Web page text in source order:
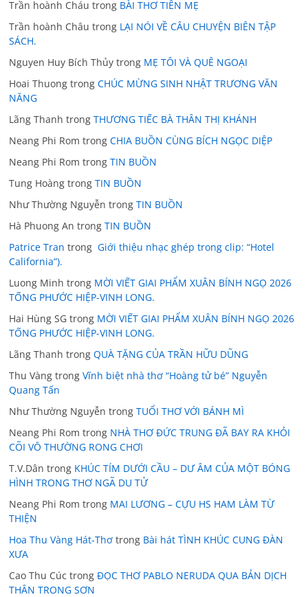
Trần hoành Cháu trong BÀI THƠ TIỄN MẸ
Trần hoành Châu trong LẠI NÓI VỀ CÂU CHUYỆN BIÊN TẬP
SÁCH.
Nguyen Huy Bích Thủy trong MẸ TÔI VÀ QUÊ NGOẠI
Hoai Thuong trongCHÚC MỪNG SINH NHẬT TRƯƠNG VĂN
NĂNG
Lãng Thanh trongTHƯƠNG TIẾC BÀ THÂN THỊ KHÁNH
Neang Phi Rom trongCHIA BUỒN CÙNG BÍCH NGỌC DIỆP
Neang Phi Rom trongTIN BUỒN
Tung Hoàng trongTIN BUỒN
Như Thường Nguyễn trongTIN BUỒN
Hà Phuong An trongTIN BUỒN
Patrice Tran trong Giới thiệu nhạc ghép trong clip: “Hotel
California”).
Luong Minh trong MỜI VIẾT GIAI PHẨM XUÂN BÍNH NGỌ 2026
TỐNG PHƯỚC HIỆP-VINH LONG.
Hai Hùng SG trong MỜI VIẾT GIAI PHẨM XUÂN BÍNH NGỌ 2026
TỐNG PHƯỚC HIỆP-VINH LONG.
Lãng Thanh trongQUÀ TẶNG CỦA TRẦN HỮU DŨNG
Thu Vàng trongVĩnh biệt nhà thơ “Hoàng tử bé” Nguyễn
Quang Tấn
Như Thường Nguyễn trongTUỔI THƠ VỚI BÁNH MÌ
Neang Phi Rom trong NHÀ THƠ ĐỨC TRUNG ĐÃ BAY RA KHỎI
CÕI VÔ THƯỜNG RONG CHƠI
T.V.Dân trong KHÚC TÍM DƯỚI CẦU – DƯ ÂM CỦA MỘT BÓNG
HÌNH TRONG THƠ NGÃ DU TỬ
Neang Phi Rom trong MAI LƯƠNG – CỰU HS HAM LÀM TỪ
THIỆN
Hoa Thu Vàng Hát-Thơ trong Bài hát TÌNH KHÚC CUNG ĐÀN
XƯA
Cao Thu Cúc trongĐỌC THƠ PABLO NERUDA QUA BẢN DỊCH
THÂN TRONG SƠN